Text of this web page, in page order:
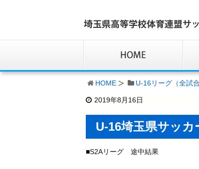
HOME U-16リーグ（全試合
2019年8月16日
U-16埼玉県サッ
■S2Aリーグ 途中結果